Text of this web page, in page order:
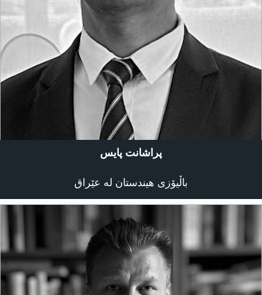
پراشانت پایس
باڵیۆزی هیندستان لە عێراق